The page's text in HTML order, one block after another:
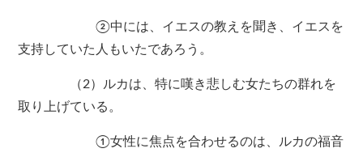
②中には、イエスの教えを聞き、イエスを
支持していた人もいたであろう。
（2）ルカは、特に嘆き悲しむ女たちの群れを
取り上げている。
①女性に焦点を合わせるのは、ルカの福音